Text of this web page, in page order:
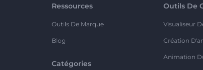
Ressources
Outils De Marque
Blog
Catégories
Outils De
Visualiseur
Création
Animation